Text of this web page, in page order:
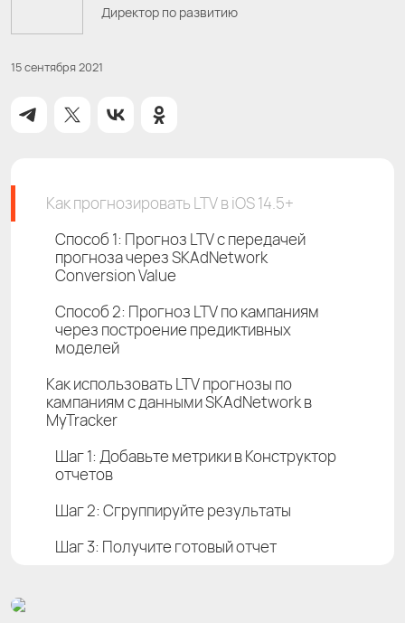
Директор по развитию
15 сентября 2021
Как прогнозировать LTV в iOS 14.5+
Способ 1: Прогноз LTV с передачей
прогноза через SKAdNetwork
Conversion Value
Способ 2: Прогноз LTV по кампаниям
через построение предиктивных
моделей
Как использовать LTV прогнозы по
кампаниям с данными SKAdNetwork в
MyTracker
Шаг 1: Добавьте метрики в Конструктор
отчетов
Шаг 2: Сгруппируйте результаты
Шаг 3: Получите готовый отчет